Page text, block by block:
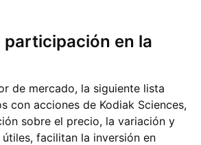
de mercado, la siguiente lista
con acciones de Kodiak Sciences,
sobre el precio, la variación y
facilitan la inversión en